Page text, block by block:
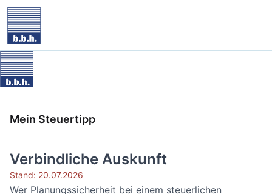
Mein Steuertipp
Verbindliche Auskunft
Stand: 20.07.2026
Wer Planungssicherheit bei einem steuerlichen